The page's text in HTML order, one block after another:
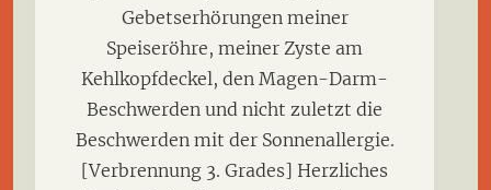
Gebetserhörungen meiner
Speiseröhre, meiner Zyste am
Kehlkopfdeckel, den Magen-Darm-
Beschwerden und nicht zuletzt die
Beschwerden mit der Sonnenallergie.
[Verbrennung 3. Grades] Herzliches